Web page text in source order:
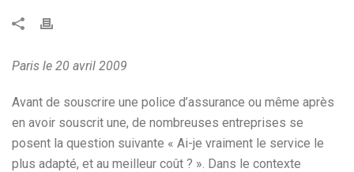
Paris le 20 avril 2009
Avant de souscrire une police d’assurance ou même après
en avoir souscrit une, de nombreuses entreprises se
posent la question suivante « Ai-je vraiment le service le
plus adapté, et au meilleur coût ? ». Dans le contexte